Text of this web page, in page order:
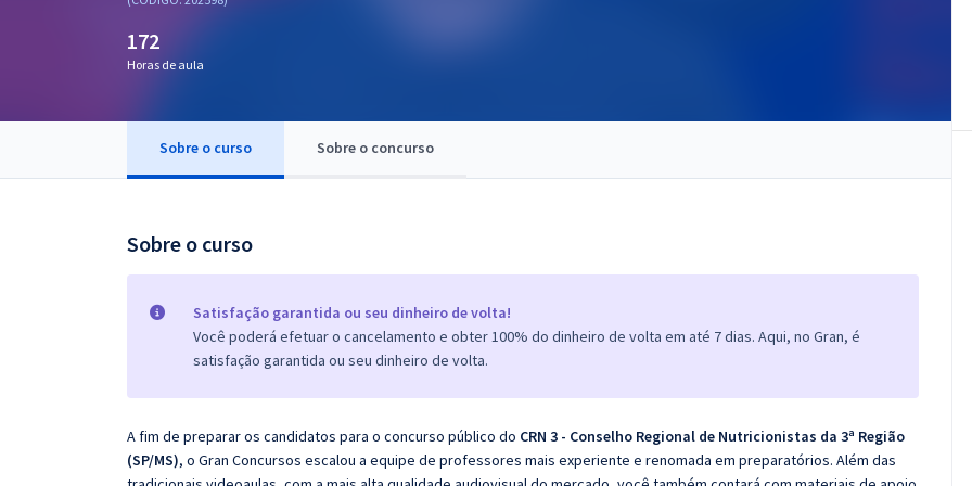
OAB
172
Horas de aula
Sobre o curso Sobre o concurso
Sobre o curso
Satisfação garantida ou seu dinheiro de volta!
Você poderá efetuar o cancelamento e obter 100% do dinheiro de volta em até 7 dias. Aqui, no Gran, é
satisfação garantida ou seu dinheiro de volta.
A fim de preparar os candidatos para o concurso público do CRN 3 - Conselho Regional de Nutricionistas da 3ª Região
(SP/MS), o Gran Concursos escalou a equipe de professores mais experiente e renomada em preparatórios. Além das